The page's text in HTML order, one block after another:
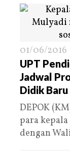
01/06/2016
UPT
Jadwal
Didik Baru
DEPOK
para kepala
dengan